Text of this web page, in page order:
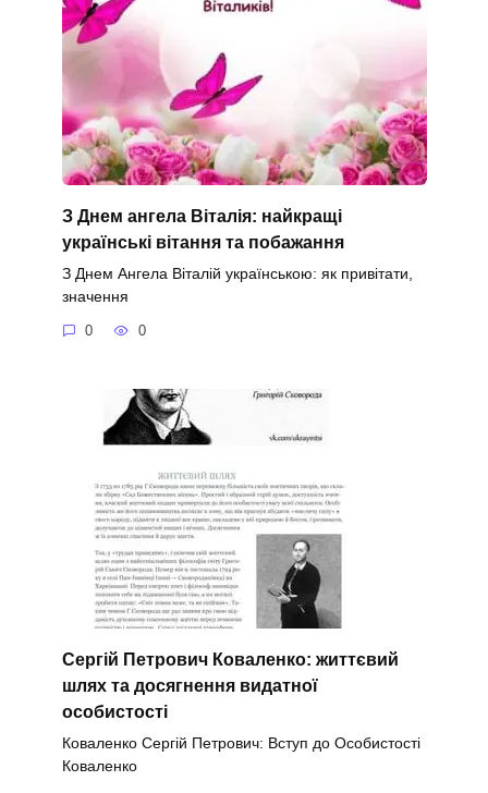
З Днем ангела Віталія: найкращі
українські вітання та побажання
З Днем Ангела Віталій українською: як привітати,
значення
0 0
Сергій Петрович Коваленко: життєвий
шлях та досягнення видатної
особистості
Коваленко Сергій Петрович: Вступ до Особистості
Коваленко